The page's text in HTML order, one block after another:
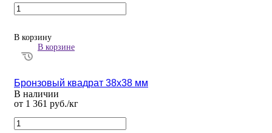
В корзину
В корзине
Бронзовый квадрат 38х38 мм
В наличии
от 1 361 руб./кг